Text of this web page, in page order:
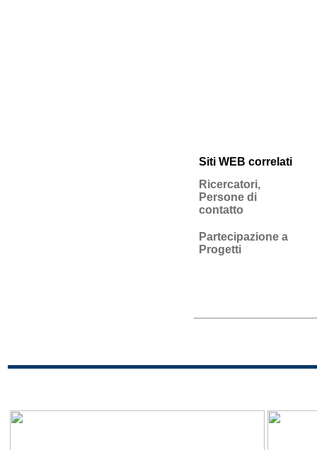
Siti WEB correlati
Ricercatori,
Persone di
contatto
Partecipazione a
Progetti